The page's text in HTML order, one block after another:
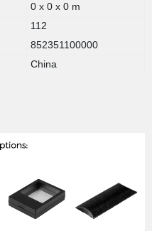
0 x 0 x 0 m
112
852351100000
China